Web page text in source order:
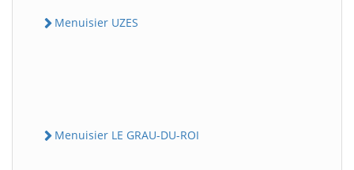
Menuisier UZES
Menuisier LE GRAU-DU-ROI